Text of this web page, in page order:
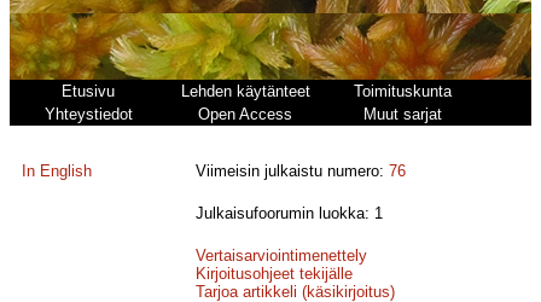
Etusivu Lehden käytänteet
Toimituskunta
Yhteystiedot
Open Access Muut sarjat
In English Viimeisin julkaistu numero:76
Julkaisufoorumin luokka: 1
Vertaisarviointimenettely
Kirjoitusohjeet tekijälle
Tarjoa artikkeli (käsikirjoitus)